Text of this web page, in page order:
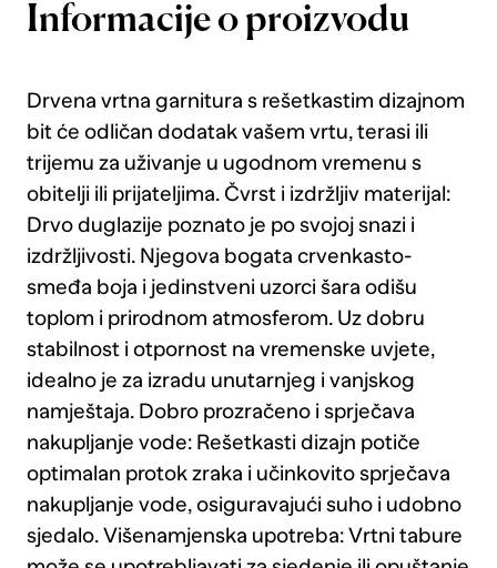
Informacije o proizvodu
Drvena vrtna garnitura s rešetkastim dizajnom
bit će odličan dodatak vašem vrtu, terasi ili
trijemu za uživanje u ugodnom vremenu s
obitelji ili prijateljima. Čvrst i izdržljiv materijal:
Drvo duglazije poznato je po svojoj snazi i
izdržljivosti. Njegova bogata crvenkasto-
smeđa boja i jedinstveni uzorci šara odišu
toplom i prirodnom atmosferom. Uz dobru
stabilnost i otpornost na vremenske uvjete,
idealno je za izradu unutarnjeg i vanjskog
namještaja. Dobro prozračeno i sprječava
nakupljanje vode: Rešetkasti dizajn potiče
optimalan protok zraka i učinkovito sprječava
nakupljanje vode, osiguravajući suho i udobno
sjedalo. Višenamjenska upotreba: Vrtni tabure